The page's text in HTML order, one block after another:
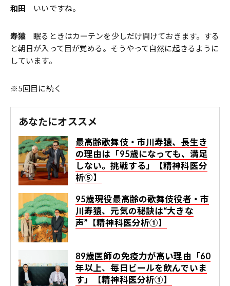
和田 いいですね。
寿猿 眠るときはカーテンを少しだけ開けておきます。する
と朝日が入って目が覚める。そうやって自然に起きるように
しています。
※5回目に続く
あなたにオススメ
最高齢歌舞伎・市川寿猿、長生き
の理由は「95歳になっても、満足
しない。挑戦する」【精神科医分
析⑤】
95歳現役最高齢の歌舞伎役者・市
川寿猿、元気の秘訣は“大きな
声”【精神科医分析①】
89歳医師の免疫力が高い理由「60
年以上、毎日ビールを飲んでいま
す」【精神科医分析①】